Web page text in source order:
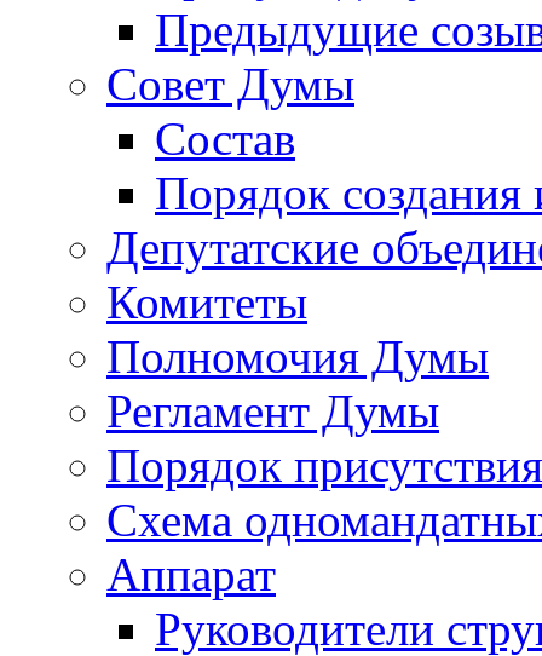
Предыдущие
Совет Думы
Состав
Порядок создания
Депутатские
Комитеты
Полномочия Думы
Регламент Думы
Порядок
Схема
Аппарат
Руководители